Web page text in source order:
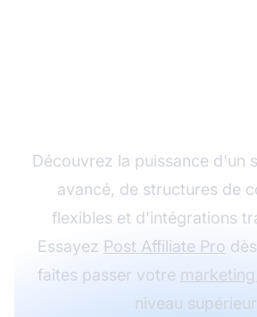
Découvrez la puissance d'un
avancé, de structures de
flexibles et d'intégrations
Essayez Post Affiliate Pro
faites passer votre
niveau